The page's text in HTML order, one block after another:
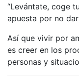
“Levántate, coge
apuesta por no
Así que vivir por
es creer en los
personas y